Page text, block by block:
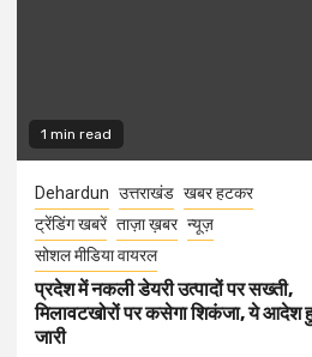
1 min read
Dehardun उत्तराखंड खबर हटकर
ट्रेंडिंग खबरें ताज़ा ख़बर न्यूज़
सोशल मीडिया वायरल
प्रदेश में नकली डेयरी उत्पादों पर सख्ती,
मिलावटखोरों पर कसेगा शिकंजा, ये आदेश
जारी